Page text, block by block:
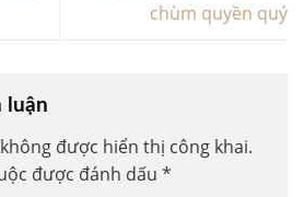
chùm quyền quý
luận
được hiển thị công khai.
được đánh dấu *